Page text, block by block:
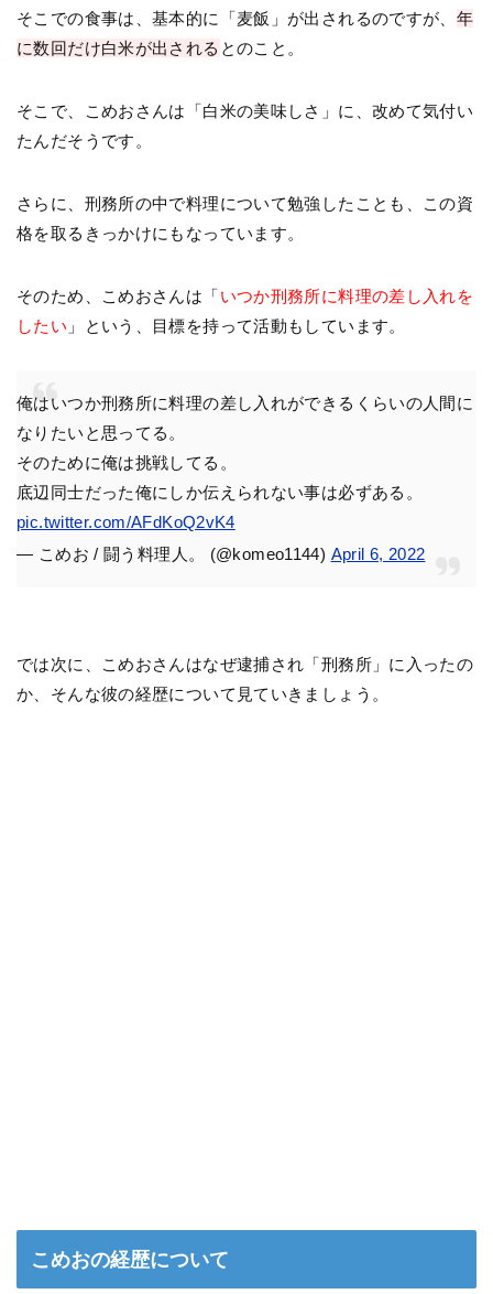
そこでの食事は、基本的に「麦飯」が出されるのですが、 年
に数回だけ白米が出される とのこと。
そこで、こめおさんは「白米の美味しさ」に、改めて気付い
たんだそうです。
さらに、刑務所の中で料理について勉強したことも、この資
格を取るきっかけにもなっています。
そのため、こめおさんは「いつか刑務所に料理の差し入れを
したい 」という、目標を持って活動もしています。
俺はいつか刑務所に料理の差し入れができるくらいの人間に
なりたいと思ってる。
そのために俺は挑戦してる。
底辺同士だった俺にしか伝えられない事は必ずある。
pic.twitter.com/AFdKoQ2vK4
— こめお / 闘う料理人。 (@komeo1144) April 6, 2022
では次に、こめおさんはなぜ逮捕され「刑務所」に入ったの
か、そんな彼の経歴について見ていきましょう。
こめおの経歴について